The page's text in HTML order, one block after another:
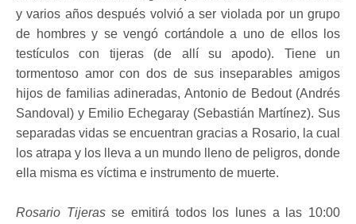
y varios años después volvió a ser violada por un grupo
de hombres y se vengó cortándole a uno de ellos los
testículos con tijeras (de allí su apodo). Tiene un
tormentoso amor con dos de sus inseparables amigos
hijos de familias adineradas, Antonio de Bedout (Andrés
Sandoval) y Emilio Echegaray (Sebastián Martínez). Sus
separadas vidas se encuentran gracias a Rosario, la cual
los atrapa y los lleva a un mundo lleno de peligros, donde
ella misma es víctima e instrumento de muerte.
Rosario Tijerasse emitirá todos los lunes a las 10:00